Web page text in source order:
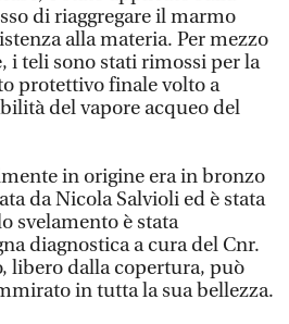
di riaggregare il marmo
alla materia. Per mezzo
i teli sono stati rimossi per la
protettivo finale volto a
del vapore acqueo del
in origine era in bronzo
da Nicola Salvioli ed è stata
svelamento è stata
diagnostica a cura del Cnr.
libero dalla copertura, può
in tutta la sua bellezza.